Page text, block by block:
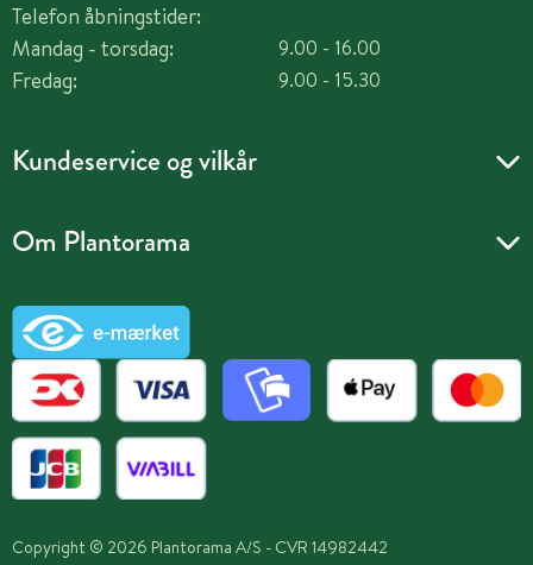
Telefon åbningstider:
Mandag - torsdag:
Fredag:
9.00 - 16.00
9.00 - 15.30
Kundeservice og vilkår
Om Plantorama
Copyright © 2026 Plantorama A/S - CVR 14982442